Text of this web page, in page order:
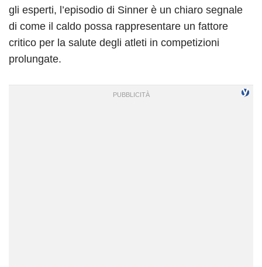
gli esperti, l’episodio di Sinner è un chiaro segnale
di come il caldo possa rappresentare un fattore
critico per la salute degli atleti in competizioni
prolungate.